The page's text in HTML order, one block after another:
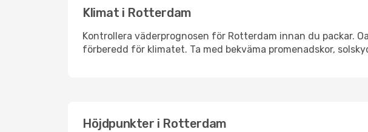
Klimat i Rotterdam
Kontrollera väderprognosen för Rotterdam innan du packar.
förberedd för klimatet. Ta med bekväma promenadskor,
Höjdpunkter i Rotterdam